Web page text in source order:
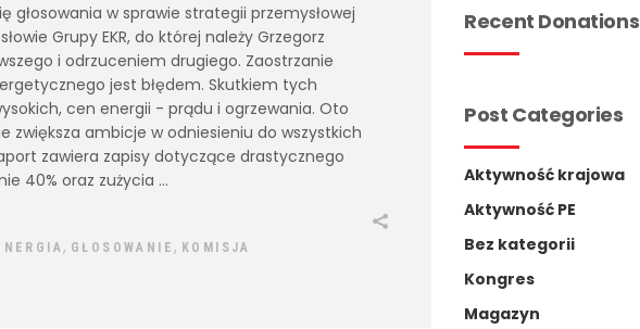
głosowania w sprawie strategii przemysłowej
Grupy EKR, do której należy Grzegorz
i odrzuceniem drugiego. Zaostrzanie
jest błędem. Skutkiem tych
cen energii - prądu i ogrzewania. Oto
zwiększa ambicje w odniesieniu do wszystkich
zawiera zapisy dotyczące drastycznego
40% oraz zużycia
, GŁOSOWANIE , KOMISJA
Recent Donations
Post Categories
Aktywność krajowa
Aktywność PE
Bez kategorii
Kongres
Magazyn